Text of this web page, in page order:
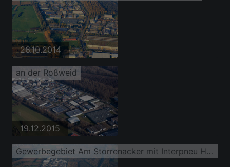
26.10.2014
an der Roßweid
19.12.2015
Gewerbegebiet Am Storrenacker mit Interpneu Handelsgesellschaft mbH und weisenburger bau GmbH Bemusterungszentrum baustein